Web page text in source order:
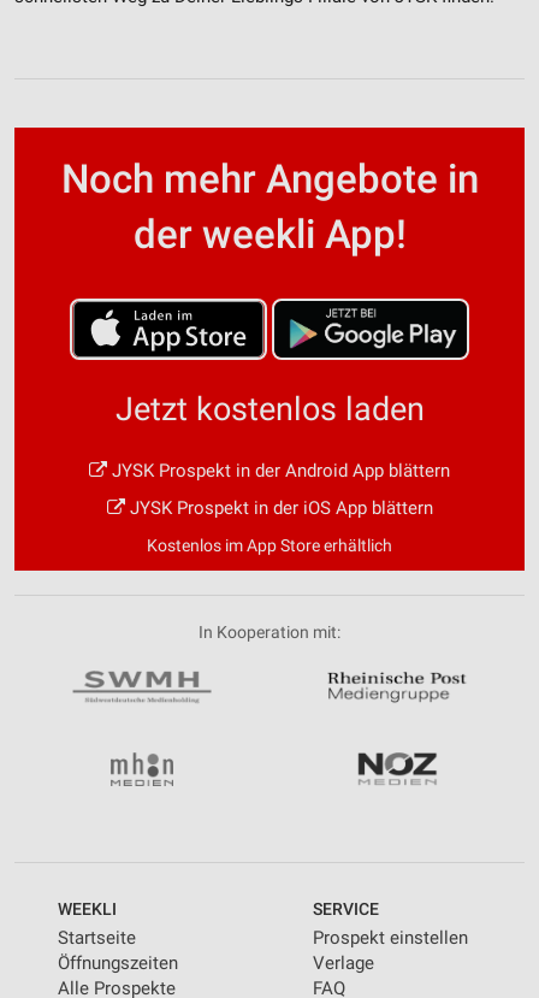
Noch mehr Angebote in
der weekli App!
Jetzt kostenlos laden
JYSK Prospekt in der Android App blättern
JYSK Prospekt in der iOS App blättern
Kostenlos im App Store erhältlich
In Kooperation mit:
WEEKLI
Startseite
Öffnungszeiten
Alle Prospekte
SERVICE
Prospekt einstellen
Verlage
FAQ